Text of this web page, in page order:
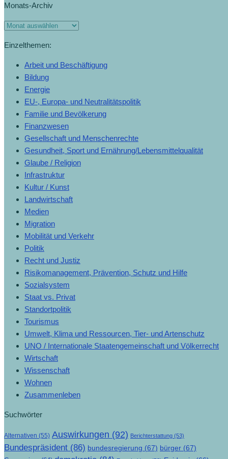
Monats-Archiv
Monats-
Einzelthemen:
Arbeit und Beschäftigung
Bildung
Energie
EU-, Europa- und Neutralitätspolitik
Familie und Bevölkerung
Finanzwesen
Gesellschaft und Menschenrechte
Gesundheit, Sport und Ernährung/Lebensmittelqualität
Glaube / Religion
Infrastruktur
Kultur / Kunst
Landwirtschaft
Medien
Migration
Mobilität und Verkehr
Politik
Recht und Justiz
Risikomanagement, Prävention, Schutz und Hilfe
Sozialsystem
Staat vs. Privat
Standortpolitik
Tourismus
Umwelt, Klima und Ressourcen, Tier- und Artenschutz
UNO / Internationale Staatengemeinschaft und Völkerrecht
Wirtschaft
Wissenschaft
Wohnen
Zusammenleben
Suchwörter
Alternativen (55) Auswirkungen (92) Berichterstattung (53)
Bundespräsident (86) bundesregierung (67) bürger (67)